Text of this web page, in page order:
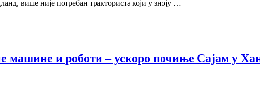
више није потребан тракториста који у зноју …
машине и роботи – ускоро почиње Сајам у